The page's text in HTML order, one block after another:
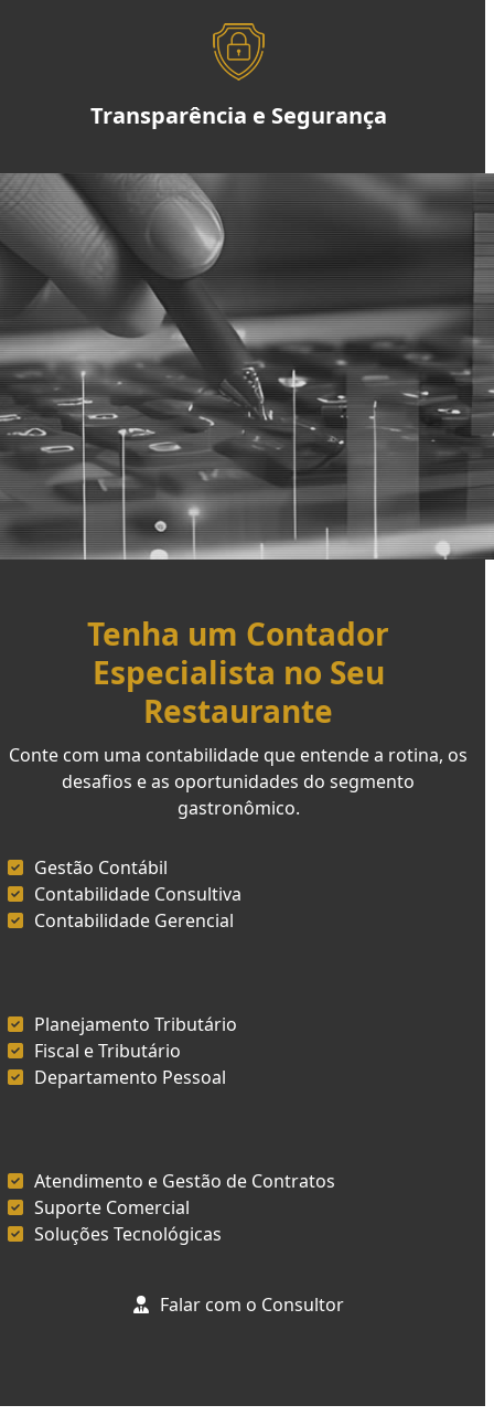
Transparência e Segurança
Tenha um Contador
Especialista no Seu
Restaurante
Conte com uma contabilidade que entende a rotina, os
desafios e as oportunidades do segmento
gastronômico.
Gestão Contábil
Contabilidade Consultiva
Contabilidade Gerencial
Planejamento Tributário
Fiscal e Tributário
Departamento Pessoal
Atendimento e Gestão de Contratos
Suporte Comercial
Soluções Tecnológicas
Falar com o Consultor